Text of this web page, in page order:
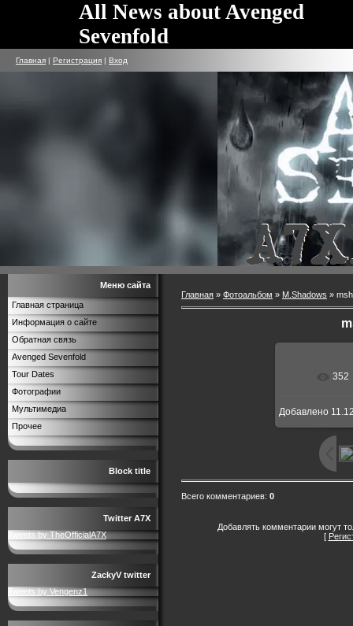
All News about Avenged
Sevenfold
Главная | Регистрация | Вход
Меню сайта
Главная страница
Информация о сайте
Обратная связь
Avenged Sevenfold
Tour Dates
Фотографии
Мультимедиа
Прочее
Block title
Twitter A7X
Tweets by TheOfficialA7X
ZackyV twitter
Tweets by Vengenz1
Главная » Фотоальбом » M.Shadows »
352
Добавлено
Всего комментариев: 0
Добавлять комментарии могут
[